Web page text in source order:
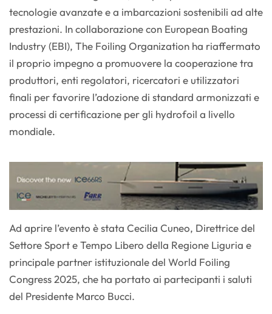
tecnologie avanzate e a imbarcazioni sostenibili ad alte
prestazioni. In collaborazione con European Boating
Industry (EBI), The Foiling Organization ha riaffermato
il proprio impegno a promuovere la cooperazione tra
produttori, enti regolatori, ricercatori e utilizzatori
finali per favorire l’adozione di standard armonizzati e
processi di certificazione per gli hydrofoil a livello
mondiale.
Ad aprire l’evento è stata Cecilia Cuneo, Direttrice del
Settore Sport e Tempo Libero della Regione Liguria e
principale partner istituzionale del World Foiling
Congress 2025, che ha portato ai partecipanti i saluti
del Presidente Marco Bucci.